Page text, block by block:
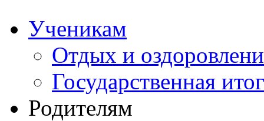
Ученикам
Отдых и
Государственная
Родителям